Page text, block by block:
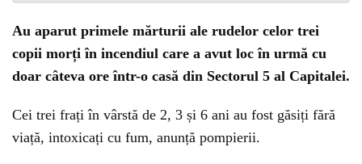
Au aparut primele mărturii ale rudelor celor trei
copii morți în incendiul care a avut loc în urmă cu
doar câteva ore într-o casă din Sectorul 5 al Capitalei.
Cei trei frați în vârstă de 2, 3 și 6 ani au fost găsiți fără
viață, intoxicați cu fum, anunță pompierii.